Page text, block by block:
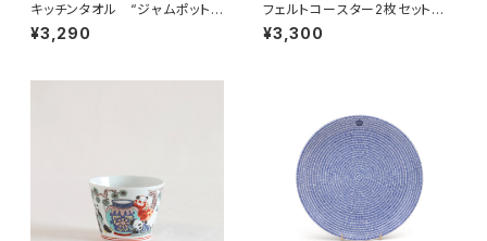
キッチンタオル “ジャムポットブ
ルー” / アルメダールス/AL
MEDAHLS by Studio Almed
¥3,290
フェルトコースター2枚セット /
Dekorando デコランド
¥3,300